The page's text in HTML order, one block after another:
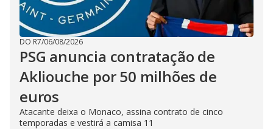
DO R7/06/08/2026
PSG anuncia contratação de
Akliouche por 50 milhões de
euros
Atacante deixa o Monaco, assina contrato de cinco
temporadas e vestirá a camisa 11